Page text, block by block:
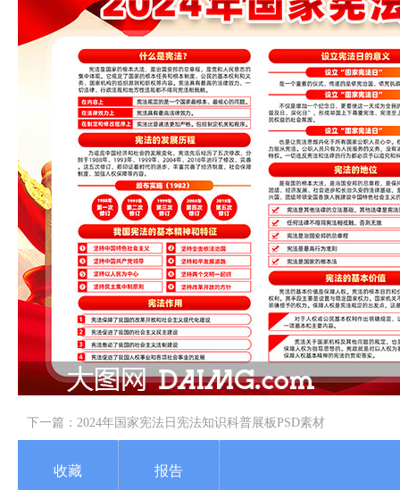
下一篇： 2024年国家宪法日宪法知识科普展板PSD素材
收藏 报告